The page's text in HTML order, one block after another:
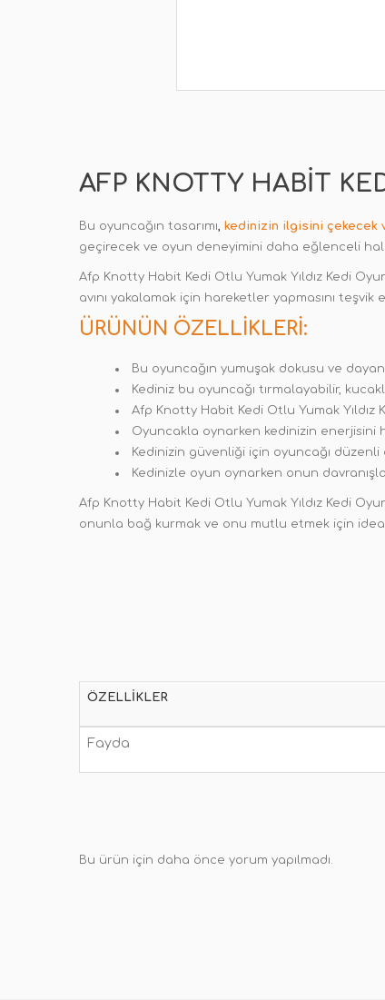
AFP KNOTTY HABIT
Bu oyuncağın tasarımı, kedinizin ilgisini çekecek
geçirecek ve oyun deneyimini daha eğlenceli
Afp Knotty Habit Kedi Otlu Yumak Yıldız Kedi
avını yakalamak için hareketler yapmasını teşvik
ÜRÜNÜN ÖZELLIKLERI:
Bu oyuncağın yumuşak dokusu ve
Kediniz bu oyuncağı tırmalayabilir,
Afp Knotty Habit Kedi Otlu Yumak Yıldız
Oyuncakla oynarken kedinizin enerjisini
Kedinizin güvenliği için oyuncağı
Kedinizle oyun oynarken onun
Afp Knotty Habit Kedi Otlu Yumak Yıldız Kedi
onunla bağ kurmak ve onu mutlu etmek için
ÖZELLIKLER
Fayda
Bu ürün için daha önce yorum yapılmadı.